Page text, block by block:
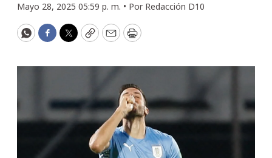
Mayo 28, 2025 05:59 p. m. • Por Redacción D10
WhatsApp
Facebook
Twitter
CopyEmailPrint